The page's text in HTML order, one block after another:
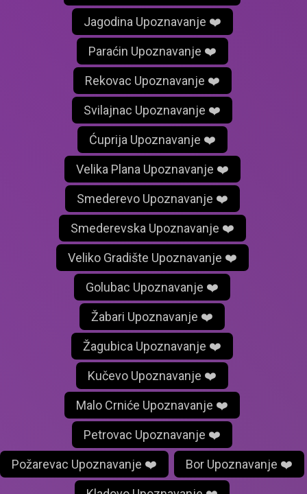
Jagodina Upoznavanje ❤️
Paraćin Upoznavanje ❤️
Rekovac Upoznavanje ❤️
Svilajnac Upoznavanje ❤️
Ćuprija Upoznavanje ❤️
Velika Plana Upoznavanje ❤️
Smederevo Upoznavanje ❤️
Smederevska Upoznavanje ❤️
Veliko Gradište Upoznavanje ❤️
Golubac Upoznavanje ❤️
Žabari Upoznavanje ❤️
Žagubica Upoznavanje ❤️
Kučevo Upoznavanje ❤️
Malo Crniće Upoznavanje ❤️
Petrovac Upoznavanje ❤️
Požarevac Upoznavanje ❤️ Bor Upoznavanje ❤️